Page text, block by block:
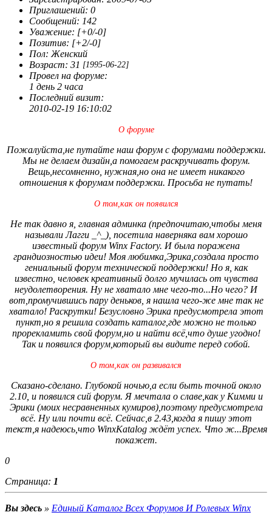
скорее от нечего делать. Вот собственно говоря и всё.
Приглашений: 0
Сообщений: 142
Уважение: [+0/-0]
Позитив: [+2/-0]
Пол: Женский
Возраст: 31 [1995-06-22]
Провел на форуме:
1 день 2 часа
Последний визит:
2010-02-19 16:10:02
О форуме
Пожалуйста,не путайте наш форум с форумами поддержки.
Мы не делаем дизайн,а помогаем раскручивать форум.
Вещь,несомненно, нужная,но она не имеет никакого
отношения к форумам поддержки. Просьба не путать!
О том,как он появился
Не так давно я, главная админка (предпочитаю,чтобы меня
называли Лагги _^_), посетила наверняка вам хорошо
известный форум Winx Factory. И была поражена
грандиозностью идеи! Моя любимка,Эрика,создала просто
гениальный форум технической поддержки! Но я, как
известно, человек креативный долго мучилась от чувства
неудолетворения. Ну не хватало мне чего-то...Но чего? И
вот,промучившись пару деньков, я нашла чего-же мне так не
хватало! Раскрутки! Безусловно Эрика предусмотрела этот
пункт,но я решила создать каталог,где можно не только
прорекламить свой форум,но и найти всё,что душе угодно!
Так и появился форум,который вы видите перед собой.
О том,как он развивался
Сказано-сделано. Глубокой ночью,а если быть точной около
2.10, и появился сий форум. Я мечтала о славе,как у Кимми и
Эрики (моих несравненных кумиров),поэтому предусмотрела
всё. Ну или почти всё. Сейчас,в 2.43,когда я пишу этот
текст,я надеюсь,что WinxKatalog ждёт успех. Что ж...Время
покажет.
0
Страница: 1
Вы здесь » Единый Каталог Всех Форумов И Ролевых Winx